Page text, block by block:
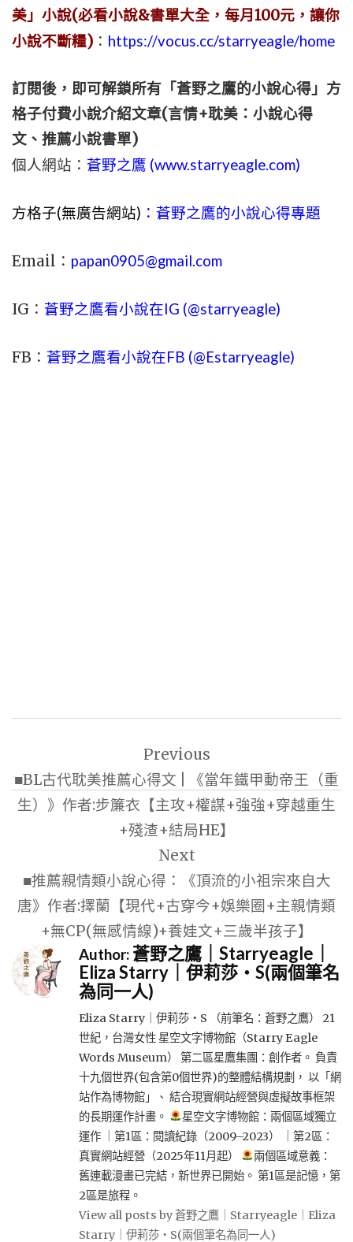
美」小說(必看小說&書單大全，每月100元，讓你
小說不斷糧) ： https://vocus.cc/starryeagle/home
訂閱後，即可解鎖所有「蒼野之鷹的小說心得」方
格子付費小說介紹文章(言情+耽美：小說心得
文、推薦小說書單)
個人網站： 蒼野之鷹 (www.starryeagle.com)
方格子(無廣告網站) ：蒼野之鷹的小說心得專題
Email： papan0905@gmail.com
IG： 蒼野之鷹看小說在IG (@starryeagle)
FB： 蒼野之鷹看小說在FB (@Estarryeagle)
導
覽
Previous
■BL古代耽美推薦心得文 | 《當年鐵甲動帝王（重
生）》作者:步簾衣【主攻+權謀+強強+穿越重生
+殘渣+結局HE】
Next
■推薦親情類小說心得：《頂流的小祖宗來自大
唐》作者:擇蘭【現代+古穿今+娛樂圈+主親情類
+無CP(無感情線)+養娃文+三歲半孩子】
Author:蒼野之鷹｜Starryeagle｜
Eliza Starry｜伊莉莎・S(兩個筆名
為同一人)
Eliza Starry｜伊莉莎・S （前筆名：蒼野之鷹） 21
世紀，台灣女性 星空文字博物館（Starry Eagle
Words Museum） 第二區星鷹集團：創作者。 負責
十九個世界(包含第0個世界)的整體結構規劃， 以「網
站作為博物館」、 結合現實網站經營與虛擬故事框架
的長期運作計畫。
星空文字博物館：兩個區域獨立
運作 ｜第1區：閱讀紀錄（2009–2023） ｜第2區：
真實網站經營（2025年11月起）
兩個區域意義：
舊連載漫畫已完結，新世界已開始。 第1區是記憶，第
2區是旅程。
View all posts by 蒼野之鷹｜Starryeagle｜Eliza
Starry｜伊莉莎・S(兩個筆名為同一人)